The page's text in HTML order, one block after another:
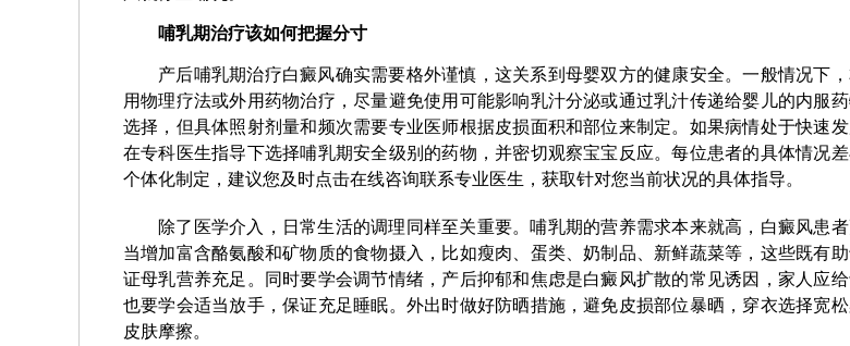
哺乳期治疗该如何把握分寸
产后哺乳期治疗白癜风确实需要格外谨慎，这关系到母婴双方的健康安全。一般情况下
用物理疗法或外用药物治疗，尽量避免使用可能影响乳汁分泌或通过乳汁传递给婴儿的内服
选择，但具体照射剂量和频次需要专业医师根据皮损面积和部位来制定。如果病情处于快速
在专科医生指导下选择哺乳期安全级别的药物，并密切观察宝宝反应。每位患者的具体情况
个体化制定，建议您及时点击在线咨询联系专业医生，获取针对您当前状况的具体指导。
除了医学介入，日常生活的调理同样至关重要。哺乳期的营养需求本来就高，白癜风患
当增加富含酪氨酸和矿物质的食物摄入，比如瘦肉、蛋类、奶制品、新鲜蔬菜等，这些既有
证母乳营养充足。同时要学会调节情绪，产后抑郁和焦虑是白癜风扩散的常见诱因，家人应
也要学会适当放手，保证充足睡眠。外出时做好防晒措施，避免皮损部位暴晒，穿衣选择宽
皮肤摩擦。